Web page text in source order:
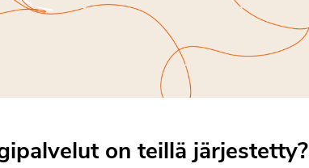
on teillä järjestetty?